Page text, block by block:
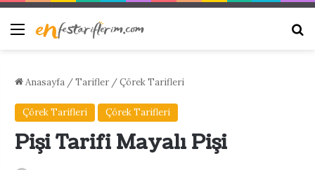
Menü
Anasayfa /Tarifler /Çörek Tarifleri
Çörek Tarifleri Çörek Tarifleri
Pişi Tarifi Mayalı Pişi